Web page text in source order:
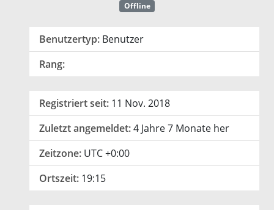
Offline
Benutzertyp: Benutzer
Rang:
Registriert seit: 11 Nov. 2018
Zuletzt angemeldet:4 Jahre 7 Monate her
Zeitzone: UTC +0:00
Ortszeit: 19:15